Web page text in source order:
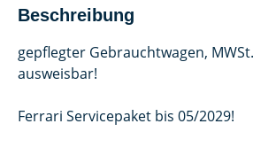
Beschreibung
gepflegter Gebrauchtwagen,
ausweisbar!
Ferrari Servicepaket bis 05/2029!